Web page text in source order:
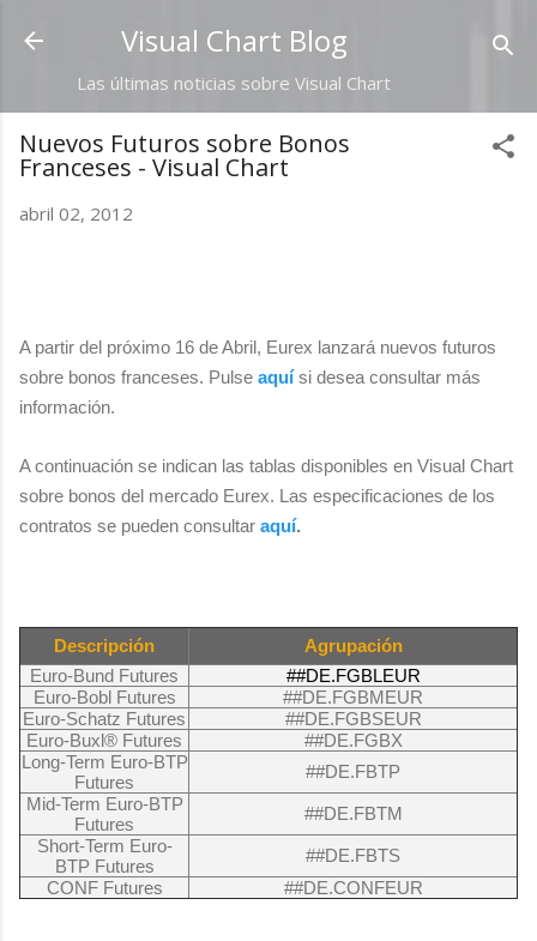
Ir al contenido principal
Visual Chart Blog
Las últimas noticias sobre Visual Chart
Nuevos Futuros sobre Bonos
Franceses - Visual Chart
abril 02, 2012
A partir del próximo 16 de Abril, Eurex lanzará nuevos futuros
sobre bonos franceses. Pulse aquísi desea consultar más
información.
A continuación se indican las tablas disponibles en Visual Chart
sobre bonos del mercado Eurex. Las especificaciones de los
contratos se pueden consultar aquí.
Descripción
Agrupación
Euro-Bund Futures
##DE.FGBLEUR
Euro-Bobl Futures
##DE.FGBMEUR
Euro-Schatz Futures
##DE.FGBSEUR
Euro-Buxl® Futures
##DE.FGBX
Long-Term Euro-BTP
Futures
##DE.FBTP
Mid-Term Euro-BTP
Futures
##DE.FBTM
Short-Term Euro-
BTP Futures
##DE.FBTS
CONF Futures
##DE.CONFEUR